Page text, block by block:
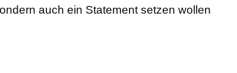
auch ein Statement setzen wollen